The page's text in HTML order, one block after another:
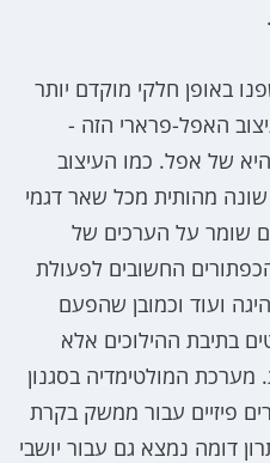
באופן חלקי מוקדם יותר
האפל-פרארי הזה -
של אפל. כמו העיצוב
מהותית מכל שאר דגמי
שומר על הערכים של
החשובים לפעולת
ועוד וכמובן שהפעם
בתיבת ההילוכים אלא
המולטימדיה בסגנון
פיזיים עבור ממשק בקרת
דומה נמצא גם עבור יושבי